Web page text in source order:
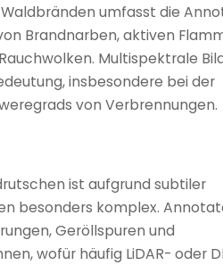
umfasst die
Brandnarben, aktiven
Multispektrale
insbesondere bei der
von Verbrennungen.
ist aufgrund subtiler
besonders komplex.
Geröllspuren und
wofür häufig LiDAR- oder